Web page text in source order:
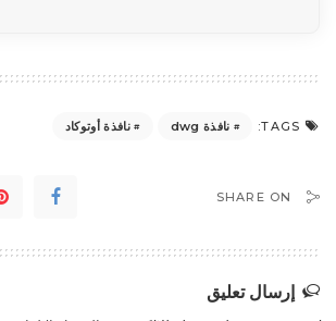
TAGS: نافذة dwg نافذة أوتوكاد
SHARE ON
إرسال تعليق